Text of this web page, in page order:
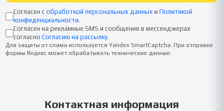
Согласен с обработкой персональных данных и Политикой
конфиденциальности.
Согласен на рекламные SMS и сообщения в мессенджерах
согласно Согласию на рассылку.
Для защиты от спама используется Yandex SmartCaptcha. При отправке
формы Яндекс может обрабатывать технические данные.
Контактная информация